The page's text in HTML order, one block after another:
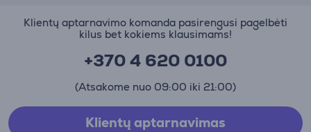
Klientų aptarnavimo komanda pasirengusi pagelbėti
kilus bet kokiems klausimams!
+370 4 620 0100
(Atsakome nuo 09:00 iki 21:00)
Klientų aptarnavimas